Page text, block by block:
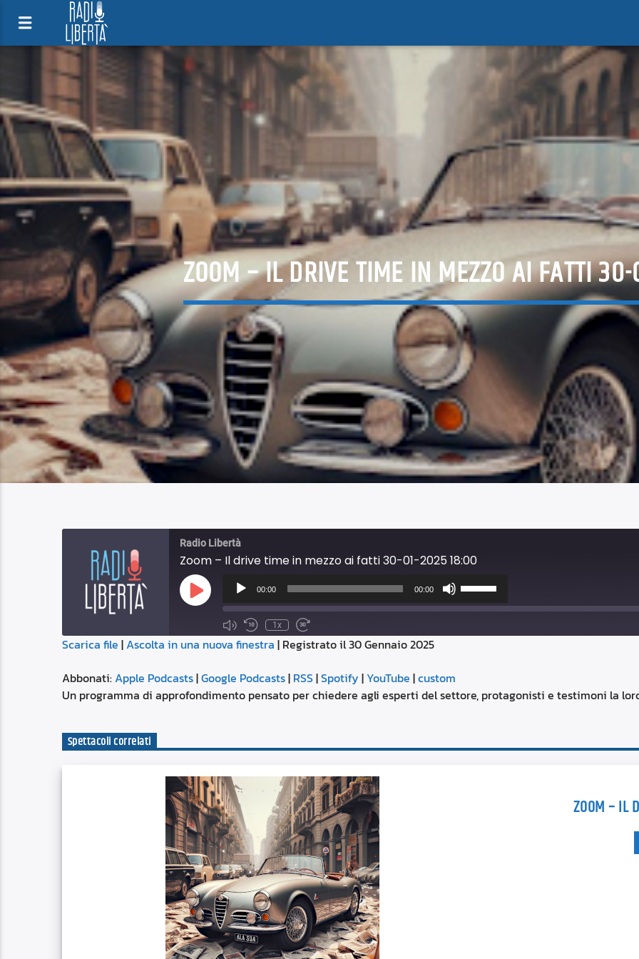
ZOOM – IL DRIVE TIME IN MEZZO AI FATTI
Radio Libertà
Zoom – Il drive time in mezzo ai fatti 30-01-2025 18:00
Play
Episode
Audio
Player
00:00 00:00
i
tasti
freccia
per
volume.
1x
SUBSCRIBE SHARE
Spotify
LINK
EMBED
Scarica file |Ascolta in una nuova finestra | Registrato il 30 Gennaio 2025
Abbonati:Apple Podcasts|Google Podcasts| RSS|Spotify | YouTube |custom
Un programma di approfondimento pensato per chiedere agli esperti del settore, protagonisti e testimoni la
Spettacoli correlati
ZOOM – IL